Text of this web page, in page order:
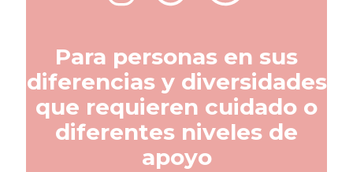
Para personas en sus
diferencias y diversidades
que requieren cuidado o
diferentes niveles de
apoyo